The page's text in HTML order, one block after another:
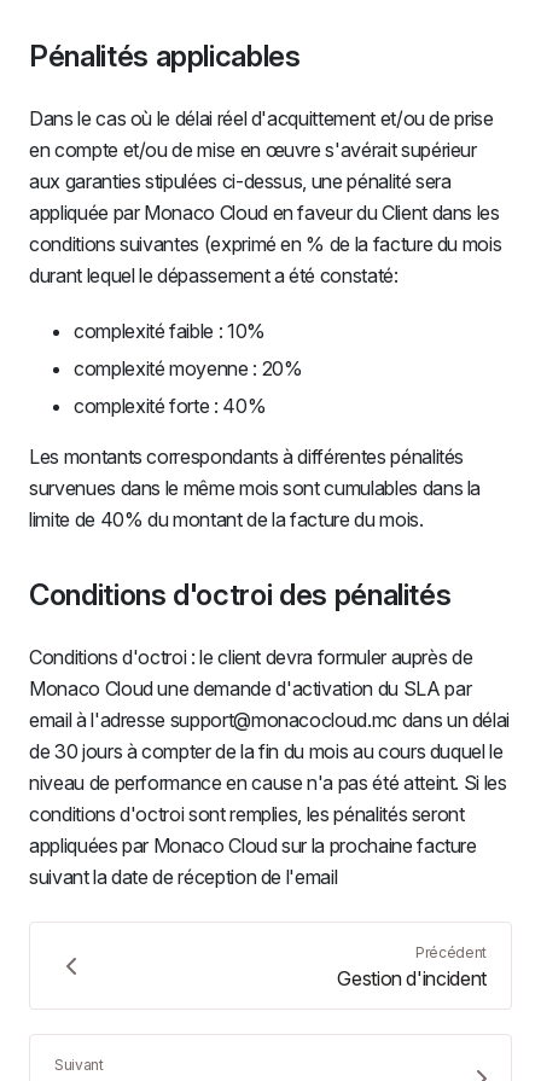
Pénalités applicables
Dans le cas où le délai réel d'acquittement et/ou de prise
en compte et/ou de mise en œuvre s'avérait supérieur
aux garanties stipulées ci-dessus, une pénalité sera
appliquée par Monaco Cloud en faveur du Client dans les
conditions suivantes (exprimé en % de la facture du mois
durant lequel le dépassement a été constaté:
complexité faible : 10%
complexité moyenne : 20%
complexité forte : 40%
Les montants correspondants à différentes pénalités
survenues dans le même mois sont cumulables dans la
limite de 40% du montant de la facture du mois.
Conditions d'octroi des pénalités
Conditions d'octroi : le client devra formuler auprès de
Monaco Cloud une demande d'activation du SLA par
email à l'adresse support@monacocloud.mc dans un délai
de 30 jours à compter de la fin du mois au cours duquel le
niveau de performance en cause n'a pas été atteint. Si les
conditions d'octroi sont remplies, les pénalités seront
appliquées par Monaco Cloud sur la prochaine facture
suivant la date de réception de l'email
Précédent
Gestion d'incident
Suivant